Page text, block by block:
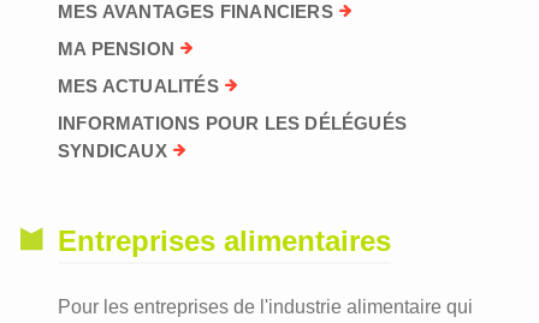
MES AVANTAGES FINANCIERS
MA PENSION
MES ACTUALITÉS
INFORMATIONS POUR LES DÉLÉGUÉS
SYNDICAUX
Entreprises alimentaires
Pour les entreprises de l'industrie alimentaire qui